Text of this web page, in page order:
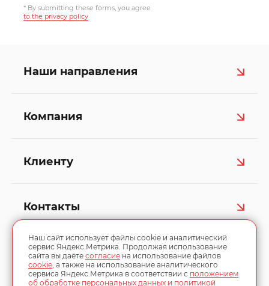
* By submitting these forms, you agree
to the privacy policy
Наши направления
Компания
Клиенту
Контакты
Наш сайт использует файлы cookie и аналитический
сервис Яндекс.Метрика. Продолжая использование
сайта вы даёте согласие на использование файлов
cookie, а также на использование аналитического
сервиса Яндекс.Метрика в соответствии с положением
об обработке персональных данных и политикой